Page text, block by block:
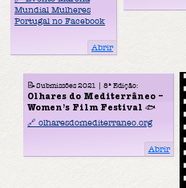
Mundial Mulheres
Portugal no Facebook
Abrir
📝Submissões 2021 | 8ª Edição:
Olhares do Mediterrâneo –
Women’s Film Festival🐟
🔗 olharesdomediterraneo.org
Abrir